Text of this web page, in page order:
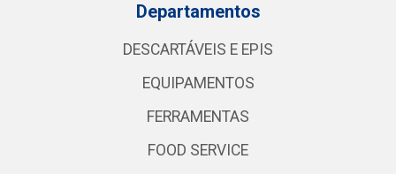
Departamentos
DESCARTÁVEIS E EPIS
EQUIPAMENTOS
FERRAMENTAS
FOOD SERVICE